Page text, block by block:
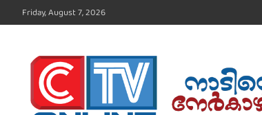
to
Friday, August 7, 2026